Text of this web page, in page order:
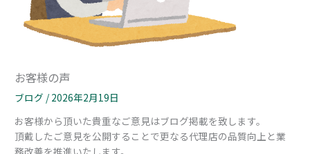
お客様の声
ブログ / 2026年2月19日
お客様から頂いた貴重なご意見はブログ掲載を致します。
頂戴したご意見を公開することで更なる代理店の品質向上と業